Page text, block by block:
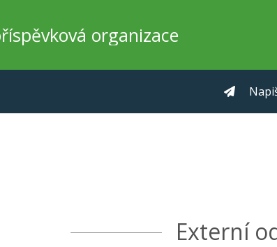
organizace
Externí